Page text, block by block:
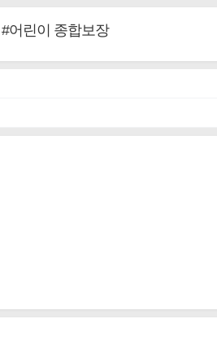
#임플란트, 치아치료보장
#무해지 건강보험